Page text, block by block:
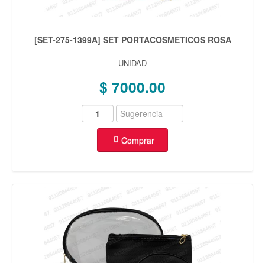
[SET-275-1399A] SET PORTACOSMETICOS ROSA
UNIDAD
$ 7000.00
Comprar